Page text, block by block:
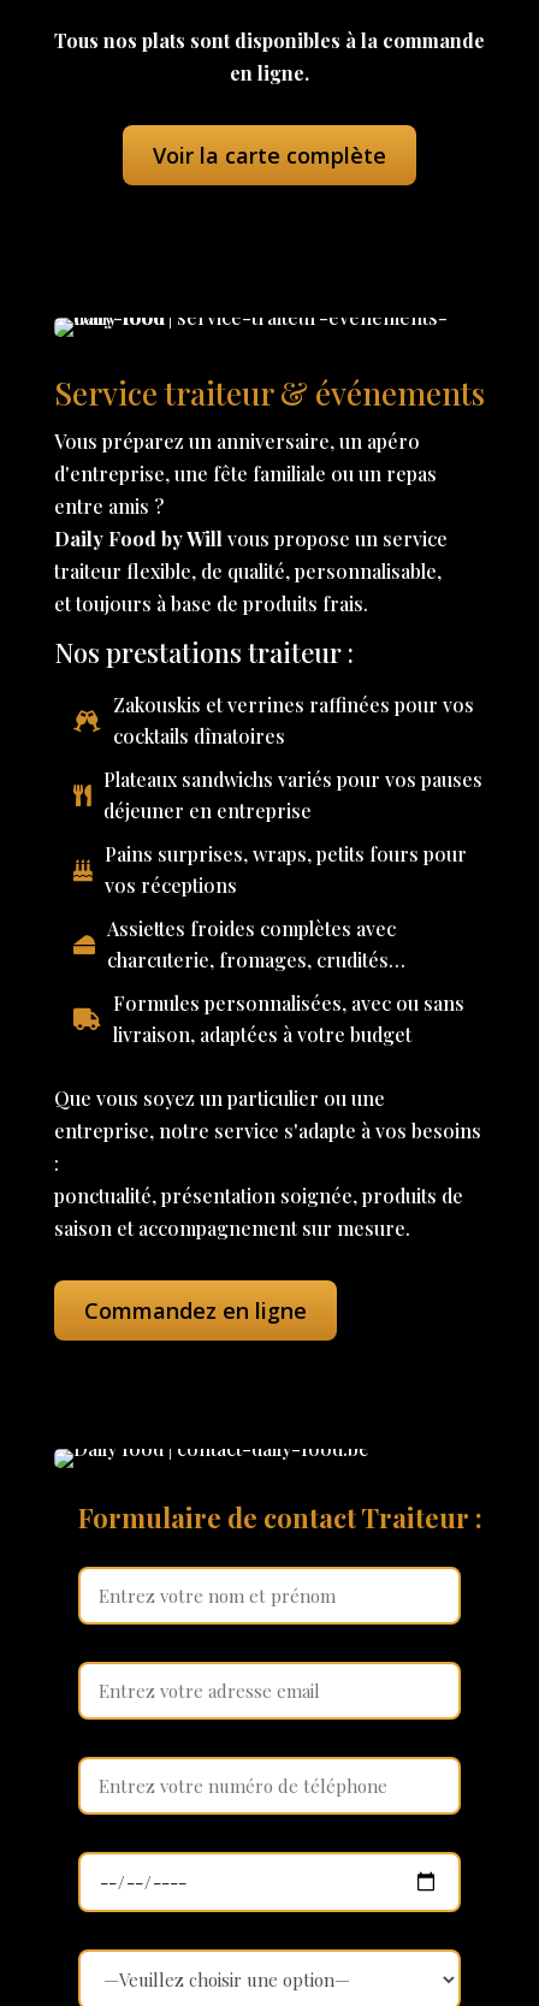
Tous nos plats sont disponibles à la commande
en ligne.
Voir la carte complète
Service traiteur & événements
Vous préparez un anniversaire, un apéro
d'entreprise, une fête familiale ou un repas
entre amis ?
Daily Food by Will vous propose un service
traiteur flexible, de qualité, personnalisable,
et toujours à base de produits frais.
Nos prestations traiteur :
Zakouskis et verrines raffinées pour vos
cocktails dînatoires
Plateaux sandwichs variés pour vos pauses
déjeuner en entreprise
Pains surprises, wraps, petits fours pour
vos réceptions
Assiettes froides complètes avec
charcuterie, fromages, crudités…
Formules personnalisées, avec ou sans
livraison, adaptées à votre budget
Que vous soyez un particulier ou une
entreprise, notre service s'adapte à vos besoins
:
ponctualité, présentation soignée, produits de
saison et accompagnement sur mesure.
Commandez en ligne
Formulaire de contact Traiteur :